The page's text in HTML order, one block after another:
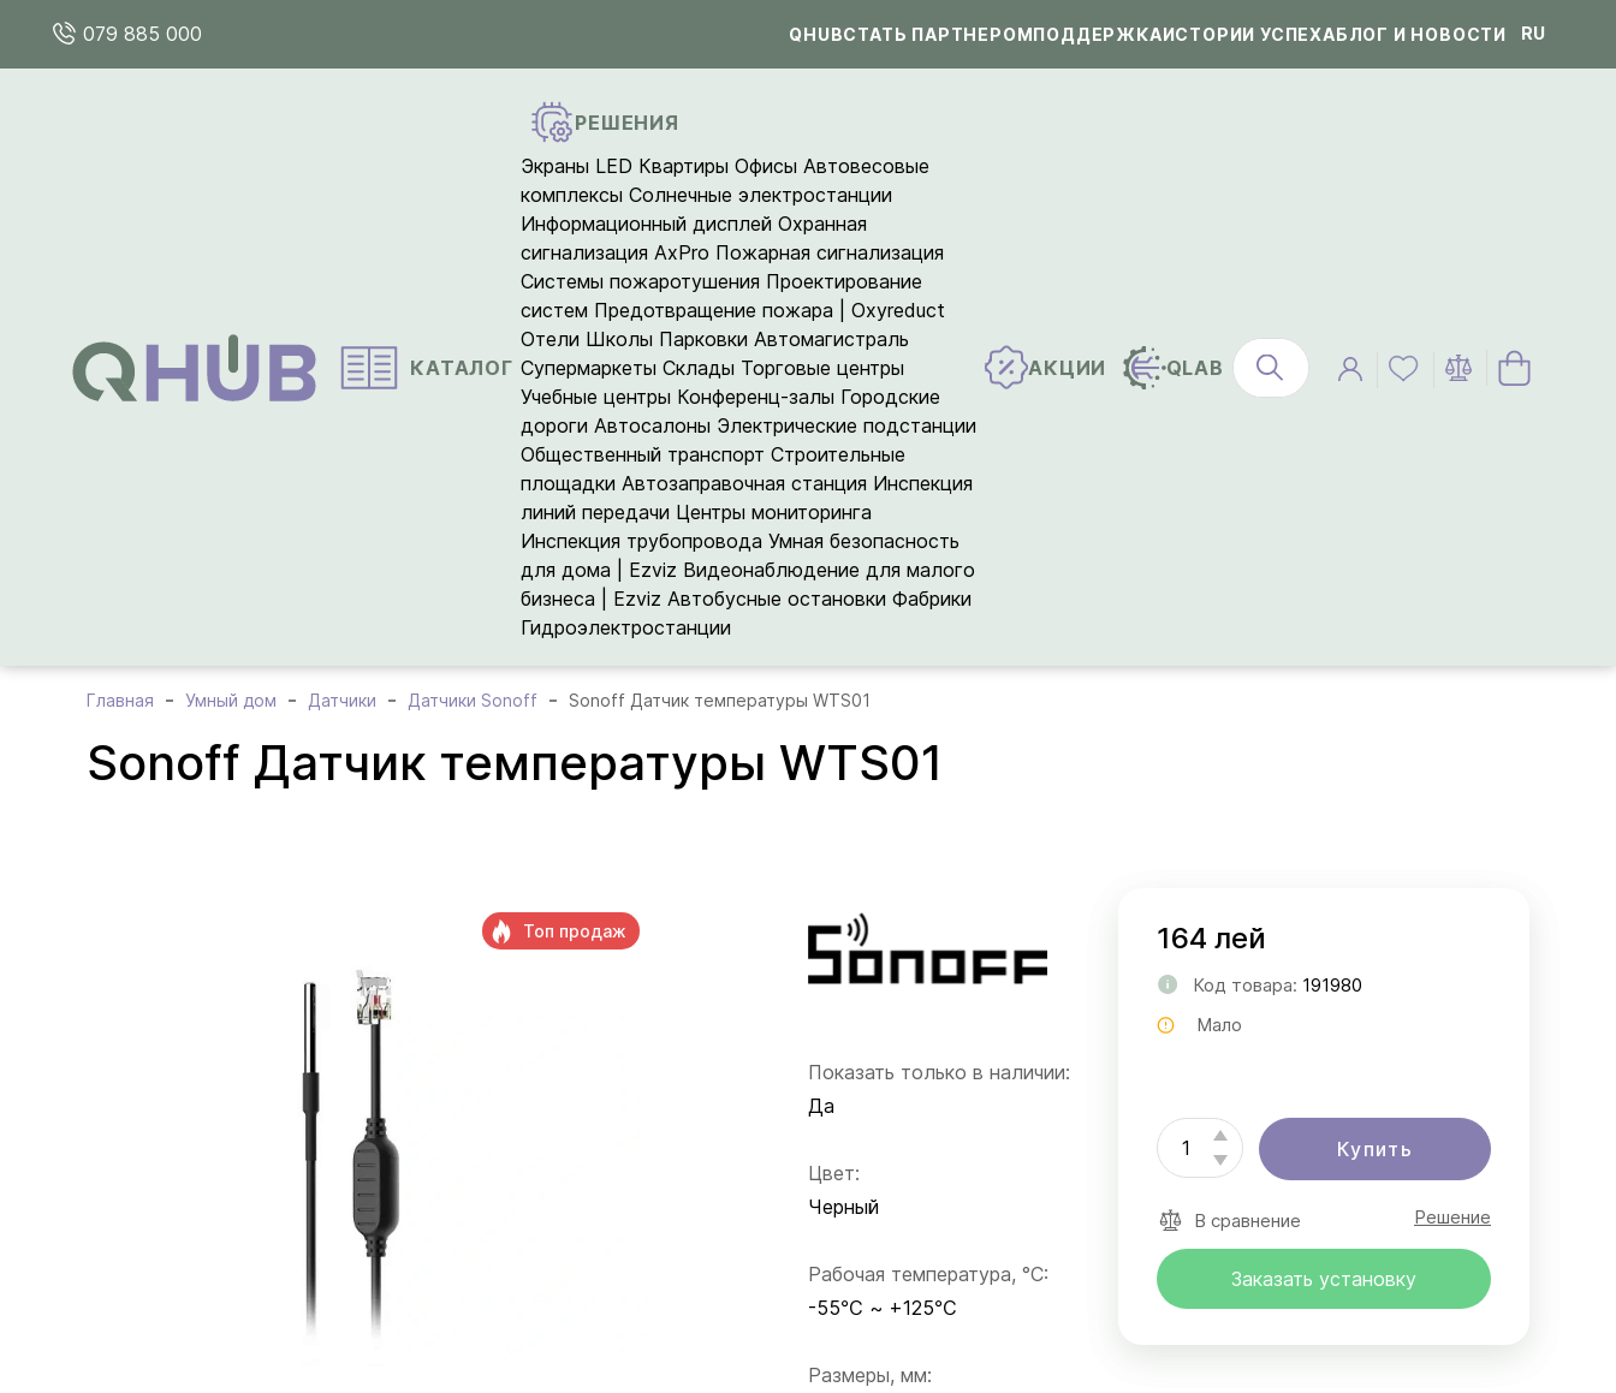
079 885 000 QHUBСТАТЬ ПАРТНЕРОМПОДДЕРЖКАИСТОРИИ УСПЕХАБЛОГ И НОВОСТИ RU
КАТАЛОГ
РЕШЕНИЯ
Экраны LED Квартиры Офисы Автовесовые
комплексыСолнечные электростанции
Информационный дисплей Охранная
сигнализация AxPro Пожарная сигнализация
Системы пожаротушения Проектирование
систем Предотвращение пожара | Oxyreduct
Отели Школы Парковки Автомагистраль
Супермаркеты Склады Торговые центры
Учебные центры Конференц-залы Городские
дороги Автосалоны Электрические подстанции
Общественный транспорт Строительные
площадки Автозаправочная станция Инспекция
линий передачи Центры мониторинга
Инспекция трубопровода Умная безопасность
для дома | Ezviz Видеонаблюдение для малого
бизнеса | Ezviz Автобусные остановки Фабрики
Гидроэлектростанции
АКЦИИ QLAB
Главная Умный дом Датчики Датчики Sonoff Sonoff Датчик температуры WTS01
Sonoff Датчик температуры WTS01
Топ продаж
Показать только в наличии:
Да
Цвет:
Черный
Рабочая температура, °C:
-55℃ ~ +125℃
Размеры, мм:
164 лей
Код товара: 191980
Мало
Купить
В сравнение Решение
Заказать установку